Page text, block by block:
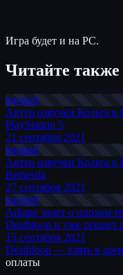
Игра будет и на PC.
Читайте также
igropad
Актер озвучки Кольта
PlayStation 5
21 сентября 2021
igropad
Актер озвучки Кольта в
Bethesda
27 сентября 2021
igropad
Arkane знает о плохом
Deathloop и уже решает
15 сентября 2021
Deathloop — взять в
оплаты